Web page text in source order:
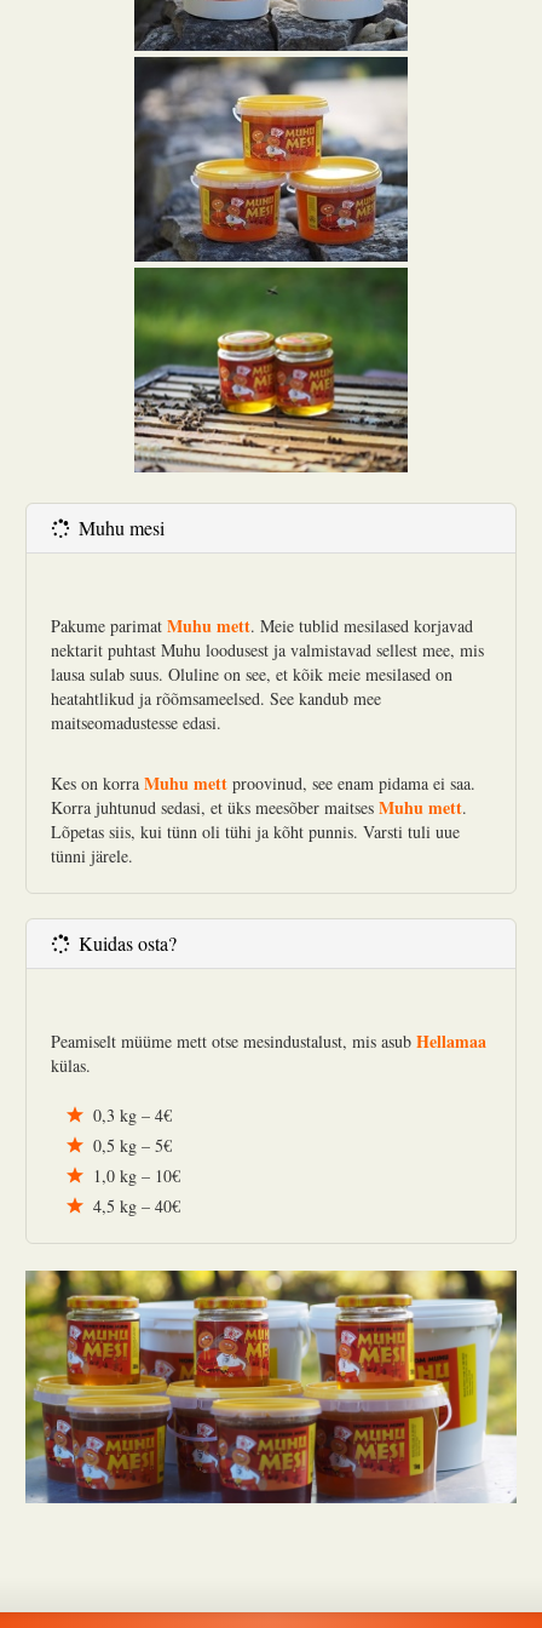
Muhu mesi
Pakume parimatMuhu mett. Meie tublid mesilased korjavad
nektarit puhtast Muhu loodusest ja valmistavad sellest mee, mis
lausa sulab suus. Oluline on see, et kõik meie mesilased on
heatahtlikud ja rõõmsameelsed. See kandub mee
maitseomadustesse edasi.
Kes on korraMuhu mett proovinud, see enam pidama ei saa.
Korra juhtunud sedasi, et üks meesõber maitsesMuhu mett.
Lõpetas siis, kui tünn oli tühi ja kõht punnis. Varsti tuli uue
tünni järele.
Kuidas osta?
Peamiselt müüme mett otse mesindustalust, mis asubHellamaa
külas.
0,3 kg – 4€
0,5 kg – 5€
1,0 kg – 10€
4,5 kg – 40€